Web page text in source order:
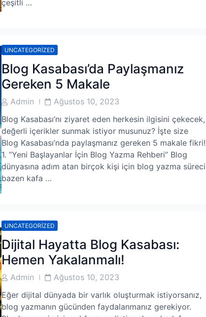
çeşitli …
UNCATEGORIZED
Blog Kasabası’da Paylaşmanız
Gereken 5 Makale
PostAdmin
PostAğustos 10, 2023
Blog Kasabası’nı ziyaret eden herkesin ilgisini çekecek,
değerli içerikler sunmak istiyor musunuz? İşte size
Blog Kasabası’nda paylaşmanız gereken 5 makale fikri!
1. “Yeni Başlayanlar İçin Blog Yazma Rehberi” Blog
dünyasına adım atan birçok kişi için blog yazma süreci
bazen kafa …
UNCATEGORIZED
Dijital Hayatta Blog Kasabası:
Hemen Yakalanmalı!
Post
Author
Admin
PostAğustos 10, 2023
Eğer dijital dünyada bir varlık oluşturmak istiyorsanız,
blog yazmanın gücünden faydalanmanız gerekiyor.